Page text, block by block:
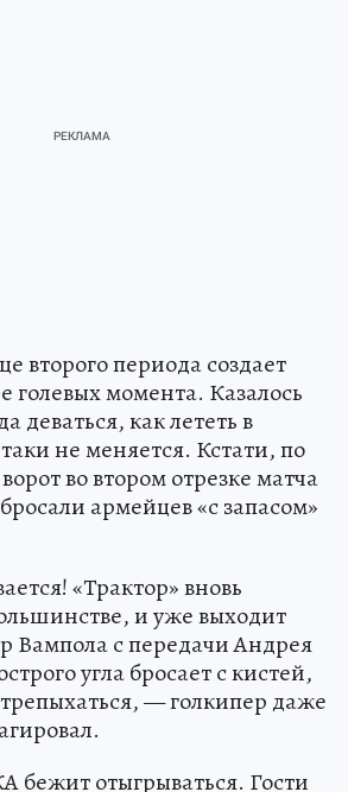
второго периода создает
момента. Казалось
деваться, как лететь в
не меняется. Кстати, по
во втором отрезке матча
армейцев «с запасом»
«Трактор» вновь
и уже выходит
Вампола с передачи Андрея
угла бросает с кистей,
трепыхаться, — голкипер даже
бежит отыгрываться. Гости